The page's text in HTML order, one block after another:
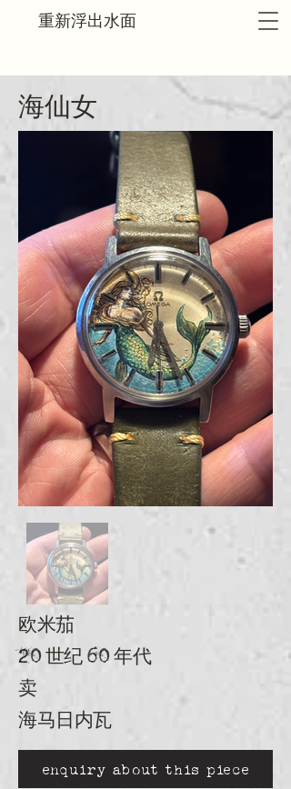
重新浮出水面
海仙女
欧米茄
20 世纪 60 年代
卖
海马日内瓦
enquiry about this piece